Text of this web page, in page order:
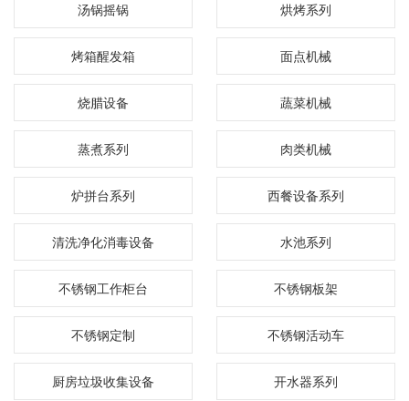
汤锅摇锅 烘烤系列
烤箱醒发箱 面点机械
烧腊设备 蔬菜机械
蒸煮系列 肉类机械
炉拼台系列 西餐设备系列
清洗净化消毒设备 水池系列
不锈钢工作柜台 不锈钢板架
不锈钢定制 不锈钢活动车
厨房垃圾收集设备 开水器系列